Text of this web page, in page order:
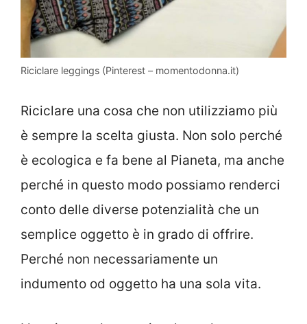
Riciclare leggings (Pinterest – momentodonna.it)
Riciclare una cosa che non utilizziamo più
è sempre la scelta giusta. Non solo perché
è ecologica e fa bene al Pianeta, ma anche
perché in questo modo possiamo renderci
conto delle diverse potenzialità che un
semplice oggetto è in grado di offrire.
Perché non necessariamente un
indumento od oggetto ha una sola vita.